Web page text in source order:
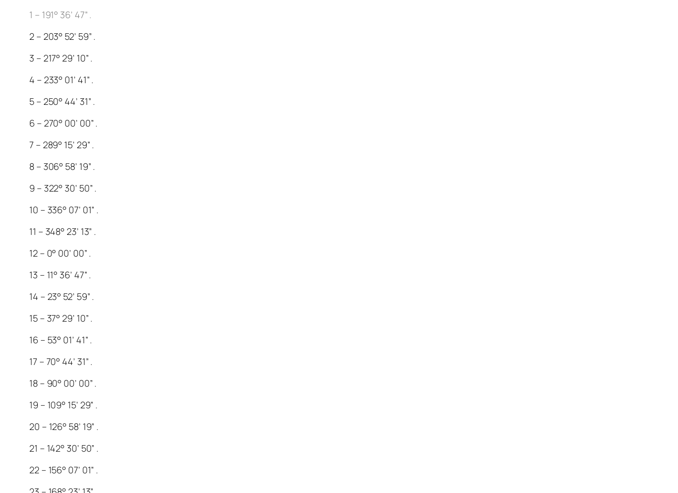
1 – 191° 36’ 47” .
2 – 203° 52’ 59” .
3 – 217° 29’ 10” .
4 – 233° 01’ 41” .
5 – 250° 44’ 31” .
6 – 270° 00’ 00” .
7 – 289° 15’ 29” .
8 – 306° 58’ 19” .
9 – 322° 30’ 50” .
10 – 336° 07’ 01” .
11 – 348° 23’ 13” .
12 – 0° 00’ 00” .
13 – 11° 36’ 47” .
14 – 23° 52’ 59” .
15 – 37° 29’ 10” .
16 – 53° 01’ 41” .
17 – 70° 44’ 31” .
18 – 90° 00’ 00” .
19 – 109° 15’ 29” .
20 – 126° 58’ 19” .
21 – 142° 30’ 50” .
22 – 156° 07’ 01” .